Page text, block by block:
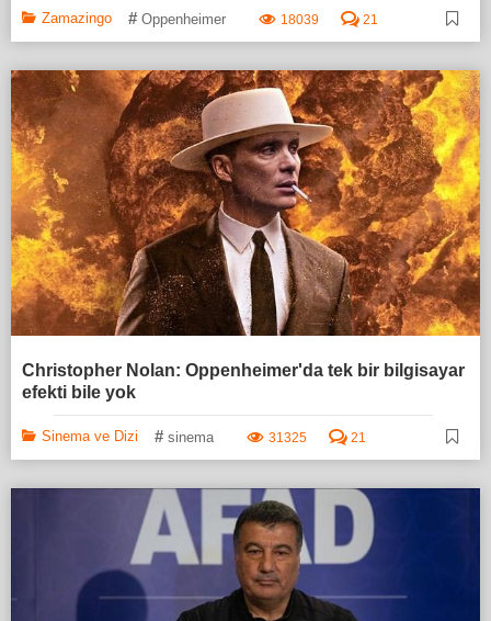
Zamazingo # Oppenheimer 18039 21
Christopher Nolan: Oppenheimer'da tek bir bilgisayar
efekti bile yok
Sinema ve Dizi # sinema 31325 21